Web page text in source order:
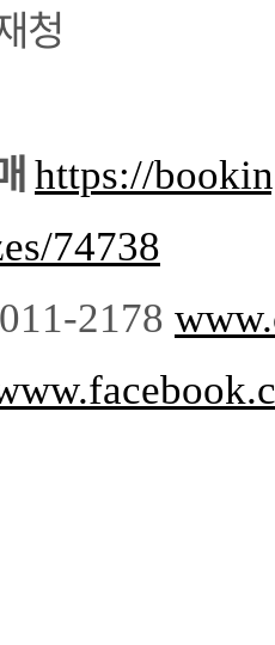
청
https://
74738
2178